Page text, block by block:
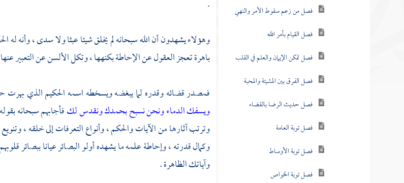
فصل منزلة الخوف
فصل منزلة الإشفاق
فصل منزلة الخشوع
فصل منزلة الإخبات
فصل منزلة الزهد
فصل منزلة الورع
فصل منزلة التبتل
فصل منزلة الرجاء
.
وهؤلاء يشهدون أن الله سبحانه لم يخلق شيئا عبثا ولا سدى ، وأنه
باهرة تعجز العقول عن الإحاطة بكنهها ، وتكل الألسن عن التعبير
فمصدر قضائه وقدره لما يبغضه ويسخطه اسمه الحكيم الذي بهرت
ويسفك الدماء ونحن نسبح بحمدك ونقدس لكفأجابهم سبحانه
وترتب آثارها من الآيات والحكم ، وأنواع التعرفات إلى خلقه ، وتنويع
وكمال قدرته ، وإحاطة علمه ما يشهده أولو البصائر عيانا ببصائر
وآياتك الظاهرة .